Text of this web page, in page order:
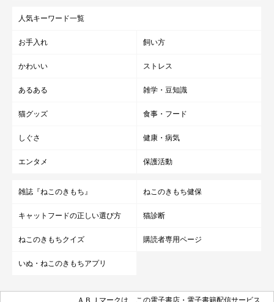
座っているしいちゃん
最後に、しいちゃんとこれから一緒にどのように暮らしていきた
す。特に、みいはしいと毎日仲良く時間を過ごして楽しそうで
す。
今のしいは『家に来て幸せ！』って思っていると信じて、これか
人気キーワード一覧
お手入れ 飼い方
かわいい ストレス
あるある 雑学・豆知識
猫グッズ 食事・フード
しぐさ 健康・病気
エンタメ 保護活動
雑誌『ねこのきもち』 ねこのきもち健保
キャットフードの正しい選び方 猫診断
ねこのきもちクイズ 購読者専用ページ
いぬ・ねこのきもちアプリ
ＡＢＪマークは、この電子書店・電子書籍配信サービス